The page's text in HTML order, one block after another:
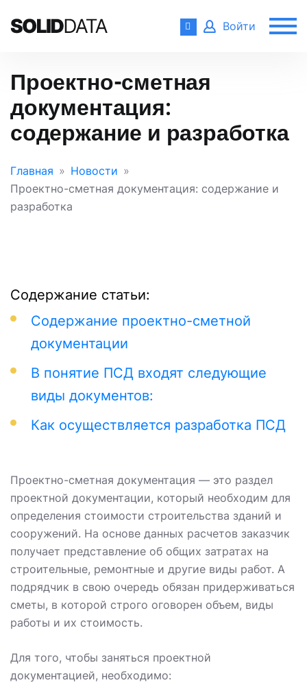
Войти
Проектно-сметная
документация:
содержание и разработка
Главная
Новости
Проектно-сметная документация: содержание и
разработка
Содержание статьи:
Содержание проектно-сметной
документации
В понятие ПСД входят следующие
виды документов:
Как осуществляется разработка ПСД
Проектно-сметная документация — это раздел
проектной документации, который необходим для
определения стоимости строительства зданий и
сооружений. На основе данных расчетов заказчик
получает представление об общих затратах на
строительные, ремонтные и другие виды работ. А
подрядчик в свою очередь обязан придерживаться
сметы, в которой строго оговорен объем, виды
работы и их стоимость.
Для того, чтобы заняться проектной
документацией, необходимо: